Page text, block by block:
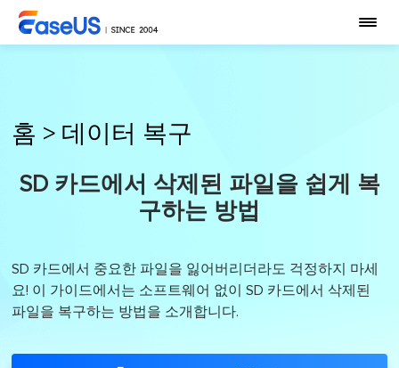
홈 > 데이터 복구
SD 카드에서 삭제된 파일을 쉽게 복
구하는 방법
SD 카드에서 중요한 파일을 잃어버리더라도 걱정하지 마세
요! 이 가이드에서는 소프트웨어 없이 SD 카드에서 삭제된
파일을 복구하는 방법을 소개합니다.